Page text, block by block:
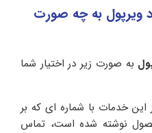
به چه صورت
به صورت زیر در اختیار شما
این خدمات با شماره ای که بر
نوشته شده است، تماس